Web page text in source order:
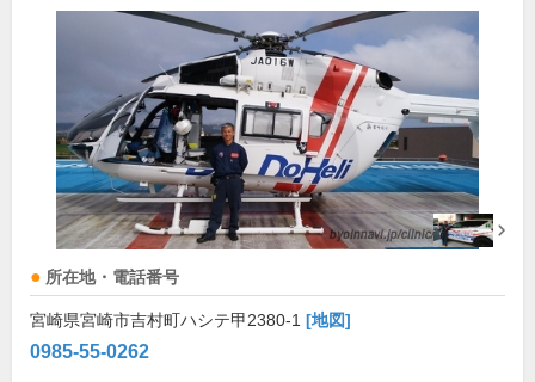
所在地・電話番号
宮崎県宮崎市吉村町ハシテ甲2380-1 [地図]
0985-55-0262